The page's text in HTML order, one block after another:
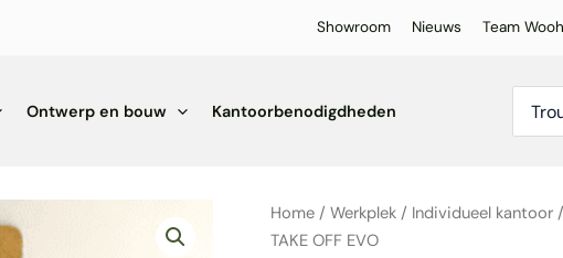
Showroom Nieuws Team Wooh
Ontwerp en bouw Kantoorbenodigdheden
naar:
Home /Werkplek / Individueel kantoor
TAKE OFF EVO